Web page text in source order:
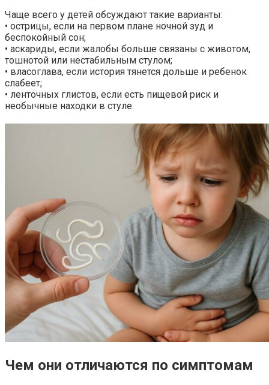
Чаще всего у детей обсуждают такие варианты:
• острицы, если на первом плане ночной зуд и
беспокойный сон;
• аскариды, если жалобы больше связаны с животом,
тошнотой или нестабильным стулом;
• власоглава, если история тянется дольше и ребенок
слабеет;
• ленточных глистов, если есть пищевой риск и
необычные находки в стуле.
Чем они отличаются по симптомам